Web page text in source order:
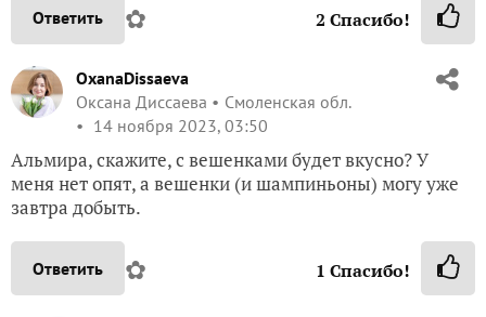
Ответить ✿ 2 Спасибо!
OxanaDissaeva
Оксана Диссаева
Смоленская обл.
14 ноября 2023, 03:50
Альмира, скажите, с вешенками будет вкусно? У
меня нет опят, а вешенки (и шампиньоны) могу уже
завтра добыть.
Ответить ✿ 1 Спасибо!